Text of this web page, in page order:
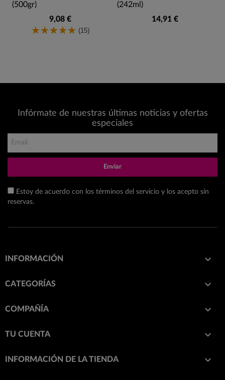
(500gr)
9,08 €
(15)
(242ml)
14,91 €
Infórmate de nuestras últimas noticias y ofertas
especiales
Enviar
Estoy de acuerdo con los términos del servicio y los acepto sin
reservas.
INFORMACIÓN 
CATEGORÍAS 
COMPAÑÍA 
TU CUENTA 
INFORMACIÓN DE LA TIENDA keyboard_arrow_down